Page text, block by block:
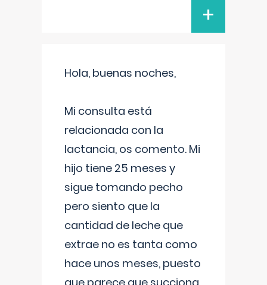
+
Hola, buenas noches,
Mi consulta está
relacionada con la
lactancia, os comento. Mi
hijo tiene 25 meses y
sigue tomando pecho
pero siento que la
cantidad de leche que
extrae no es tanta como
hace unos meses, puesto